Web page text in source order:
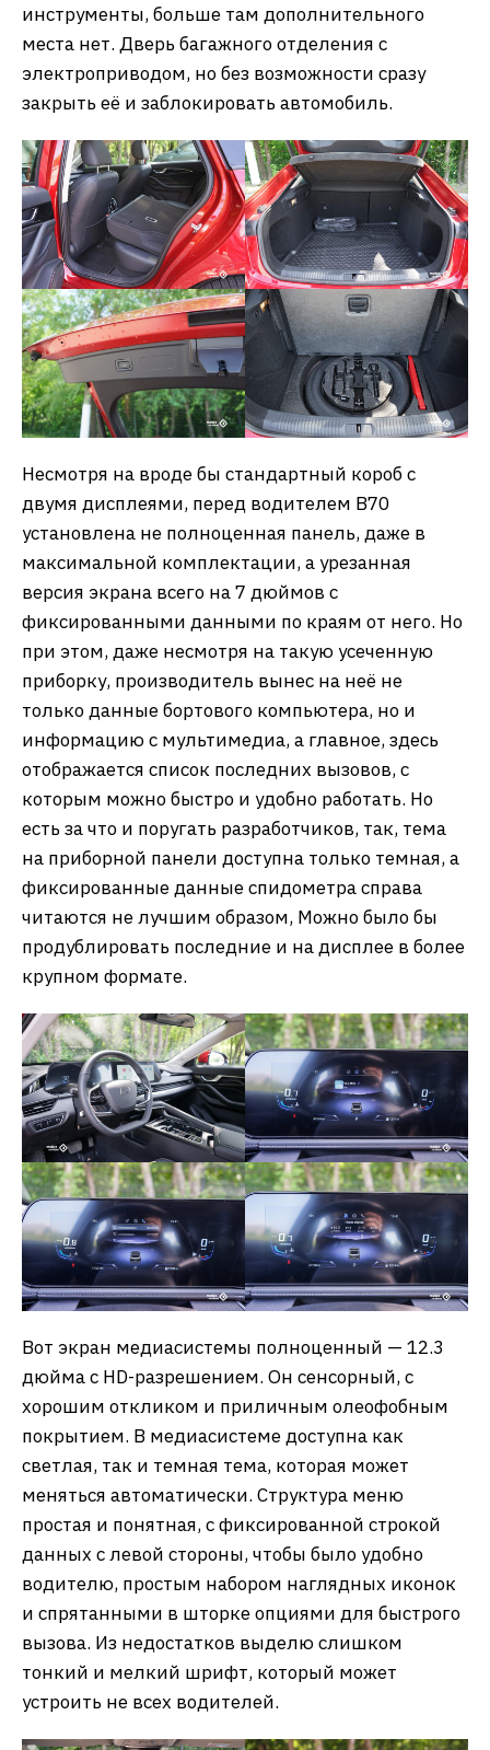
инструменты, больше там дополнительного
места нет. Дверь багажного отделения с
электроприводом, но без возможности сразу
закрыть её и заблокировать автомобиль.
Несмотря на вроде бы стандартный короб с
двумя дисплеями, перед водителем B70
установлена не полноценная панель, даже в
максимальной комплектации, а урезанная
версия экрана всего на 7 дюймов с
фиксированными данными по краям от него. Но
при этом, даже несмотря на такую усеченную
приборку, производитель вынес на неё не
только данные бортового компьютера, но и
информацию с мультимедиа, а главное, здесь
отображается список последних вызовов, с
которым можно быстро и удобно работать. Но
есть за что и поругать разработчиков, так, тема
на приборной панели доступна только темная, а
фиксированные данные спидометра справа
читаются не лучшим образом, Можно было бы
продублировать последние и на дисплее в более
крупном формате.
Вот экран медиасистемы полноценный — 12.3
дюйма с HD-разрешением. Он сенсорный, с
хорошим откликом и приличным олеофобным
покрытием. В медиасистеме доступна как
светлая, так и темная тема, которая может
меняться автоматически. Структура меню
простая и понятная, с фиксированной строкой
данных с левой стороны, чтобы было удобно
водителю, простым набором наглядных иконок
и спрятанными в шторке опциями для быстрого
вызова. Из недостатков выделю слишком
тонкий и мелкий шрифт, который может
устроить не всех водителей.